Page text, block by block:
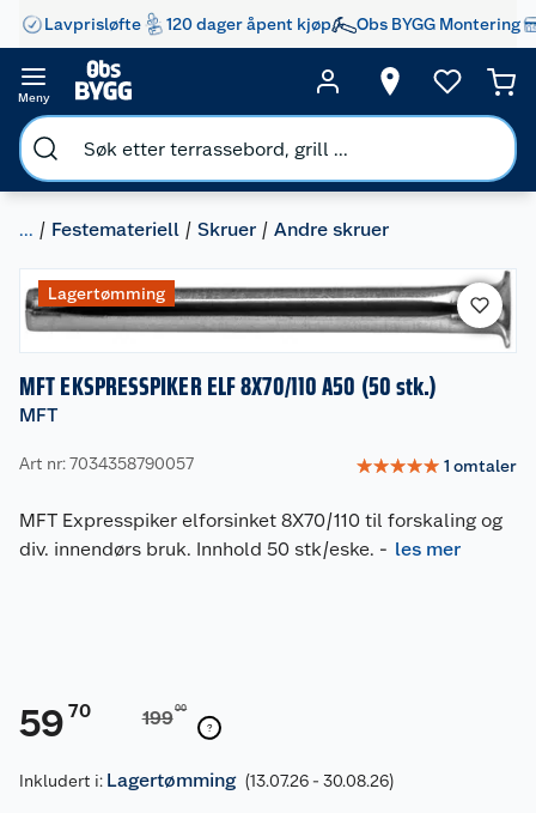
Lavprisløfte 120 dager åpent kjøp Obs BYGG Montering
Meny
... Festemateriell Skruer Andre skruer
Lagertømming
MFT EKSPRESSPIKER ELF 8X70/110 A50 (50 stk.)
MFT
Art nr: 7034358790057 ☆☆☆☆☆ 1 omtaler
MFT Expresspiker elforsinket 8X70/110 til forskaling og
div. innendørs bruk. Innhold 50 stk/eske. - les mer
59 70 19900
Inkludert i: Lagertømming (13.07.26 - 30.08.26)